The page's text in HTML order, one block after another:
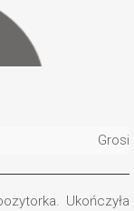
Ukończyła